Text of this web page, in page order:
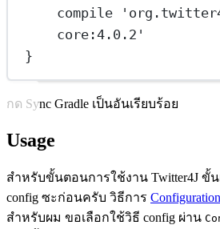
compile
core:4.0.2'
}
กด Sync Gradle เป็นอันเรียบร้อย
Usage
สำหรับขั้นตอนการใช้งาน Twitter4J ขั้
config ซะก่อนครับ วิธีการ Configuration
สำหรับผม ขอเลือกใช้วิธี config ผ่าน